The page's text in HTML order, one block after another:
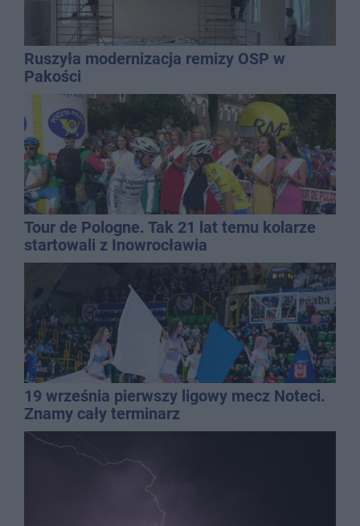
Ruszyła modernizacja remizy OSP w
Pakości
Tour de Pologne. Tak 21 lat temu kolarze
startowali z Inowrocławia
19 września pierwszy ligowy mecz Noteci.
Znamy cały terminarz